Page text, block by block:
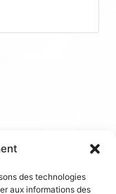
des technologies
aux informations des